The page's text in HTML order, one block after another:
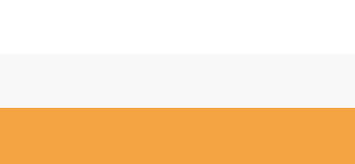
bozuk veya görüntülenemiyor.